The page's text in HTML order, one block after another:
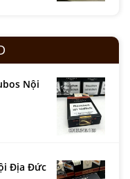
Nội
Địa Đức